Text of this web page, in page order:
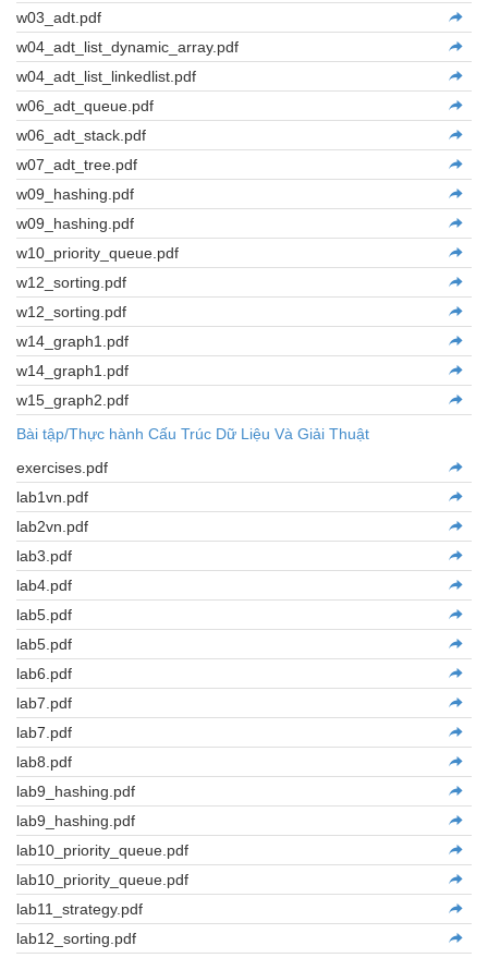
w03_adt.pdf
w04_adt_list_dynamic_array.pdf
w04_adt_list_linkedlist.pdf
w06_adt_queue.pdf
w06_adt_stack.pdf
w07_adt_tree.pdf
w09_hashing.pdf
w09_hashing.pdf
w10_priority_queue.pdf
w12_sorting.pdf
w12_sorting.pdf
w14_graph1.pdf
w14_graph1.pdf
w15_graph2.pdf
Bài tập/Thực hành Cấu Trúc Dữ Liệu Và Giải Thuật
exercises.pdf
lab1vn.pdf
lab2vn.pdf
lab3.pdf
lab4.pdf
lab5.pdf
lab5.pdf
lab6.pdf
lab7.pdf
lab7.pdf
lab8.pdf
lab9_hashing.pdf
lab9_hashing.pdf
lab10_priority_queue.pdf
lab10_priority_queue.pdf
lab11_strategy.pdf
lab12_sorting.pdf